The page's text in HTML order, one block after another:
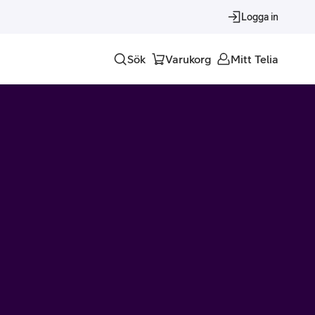
Logga in
Sök Varukorg Mitt Telia